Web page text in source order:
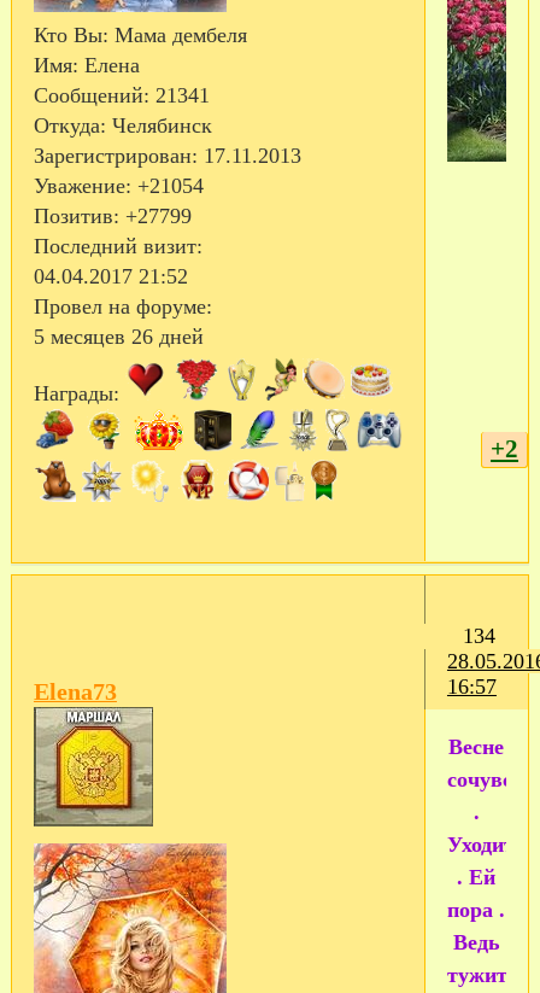
Кто Вы: Мама дембеля
Имя: Елена
Сообщений: 21341
Откуда: Челябинск
Зарегистрирован: 17.11.2013
Уважение: +21054
Позитив: +27799
Последний визит:
04.04.2017 21:52
Провел на форуме:
5 месяцев 26 дней
Награды:
+2
134
16:57
Elena73
Весне
.
Уходит
. Ей
пора .
Ведь
тужит